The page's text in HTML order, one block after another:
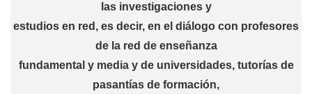
las investigaciones y
estudios en red, es decir, en el diálogo con profesores
de la red de enseñanza
fundamental y media y de universidades, tutorías de
pasantías de formación,